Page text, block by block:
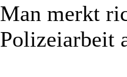
Man merkt
Polizeiarbeit